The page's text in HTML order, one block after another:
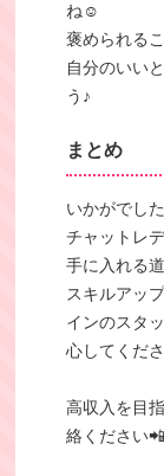
ね☺️
褒められる
自分のいい
う♪
まとめ
いかがでし
チャットレ
手に入れる
スキルアッ
インのスタ
心してくだ
高収入を目
絡ください📲